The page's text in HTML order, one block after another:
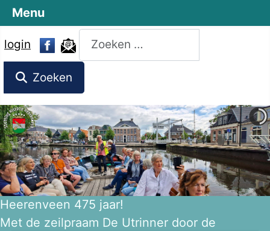
login
Zoeken
Zoeken
Heerenveen 475 jaar!
Met de zeilpraam De Utrinner door de
Menu